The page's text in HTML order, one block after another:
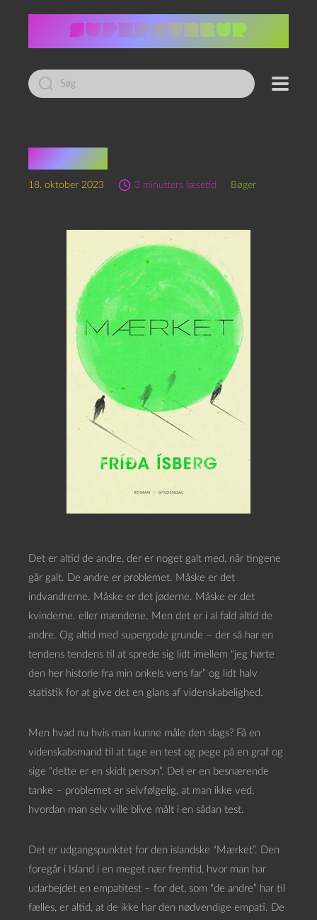
Led
efter:
Mærket
18. oktober 2023 3 minutters læsetid Bøger
Det er altid de andre, der er noget galt med, når tingene
går galt. De andre er problemet. Måske er det
indvandrerne. Måske er det jøderne. Måske er det
kvinderne. eller mændene. Men det er i al fald altid de
andre. Og altid med supergode grunde – der så har en
tendens tendens til at sprede sig lidt imellem “jeg hørte
den her historie fra min onkels vens far” og lidt halv
statistik for at give det en glans af videnskabelighed.
Men hvad nu hvis man kunne måle den slags? Få en
videnskabsmand til at tage en test og pege på en graf og
sige “dette er en skidt person”. Det er en besnærende
tanke – problemet er selvfølgelig, at man ikke ved,
hvordan man selv ville blive målt i en sådan test.
Det er udgangspunktet for den islandske “Mærket”. Den
foregår i Island i en meget nær fremtid, hvor man har
udarbejdet en empatitest – for det, som “de andre” har til
fælles, er altid, at de ikke har den nødvendige empati. De